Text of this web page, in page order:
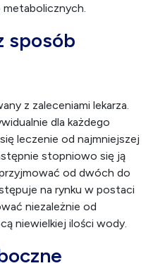
sposób
z zaleceniami lekarza.
dla każdego
leczenie od najmniejszej
stopniowo się ją
od dwóch do
na rynku w postaci
niezależnie od
niewielkiej ilości wody.